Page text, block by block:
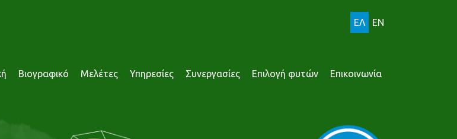
ΕΛ EN
Βιογραφικό Μελέτες Υπηρεσίες Συνεργασίες Επιλογή φυτών Επικοινωνία